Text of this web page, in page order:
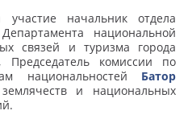
начальник отдела
национальной
связей и туризма города
Председатель комиссии по
национальностей Батор
и национальных